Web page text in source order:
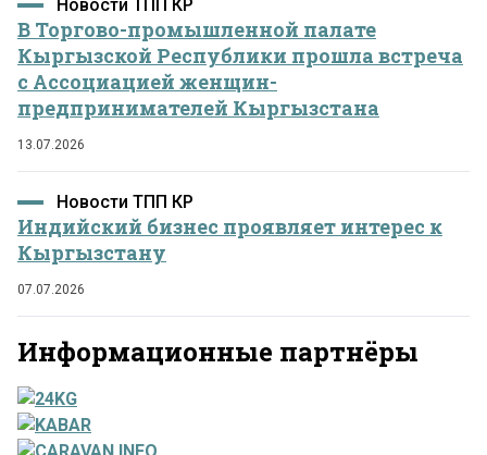
Новости ТПП КР
В Торгово-промышленной палате
Кыргызской Республики прошла встреча
с Ассоциацией женщин-
предпринимателей Кыргызстана
13.07.2026
Новости ТПП КР
Индийский бизнес проявляет интерес к
Кыргызстану
07.07.2026
Информационные партнёры